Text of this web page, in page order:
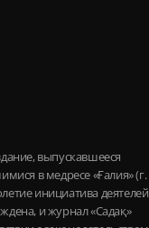
выпускавшееся
в медресе «Ғалия» (г.
инициатива деятелей
и журнал «Садақ»